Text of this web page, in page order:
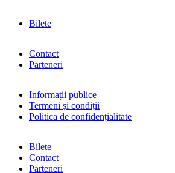
Bilete
Contact
Parteneri
Informații publice
Termeni și condiții
Politica de confidențialitate
Bilete
Contact
Parteneri